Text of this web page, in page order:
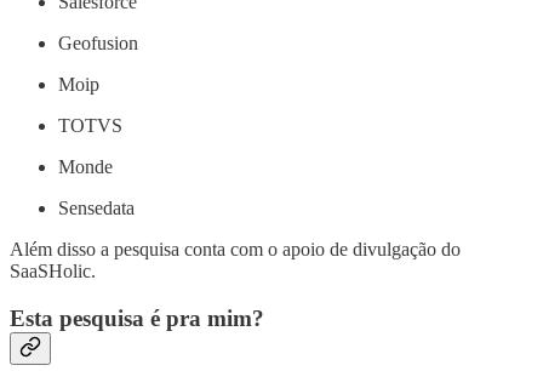
Geofusion
Moip
TOTVS
Monde
Sensedata
Além disso a pesquisa conta com o apoio de divulgação do
SaaSHolic.
Esta pesquisa é pra mim?